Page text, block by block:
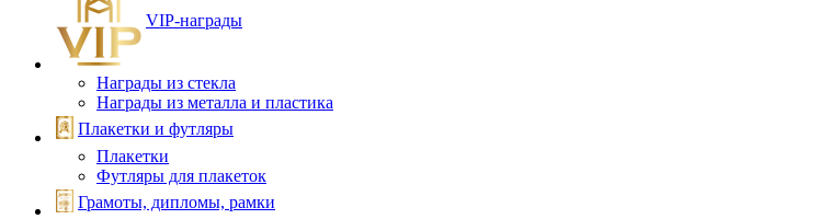
VIP‑награды
Награды из стекла
Награды из металла и пластика
Плакетки и футляры
Плакетки
Футляры для плакеток
Грамоты, дипломы, рамки